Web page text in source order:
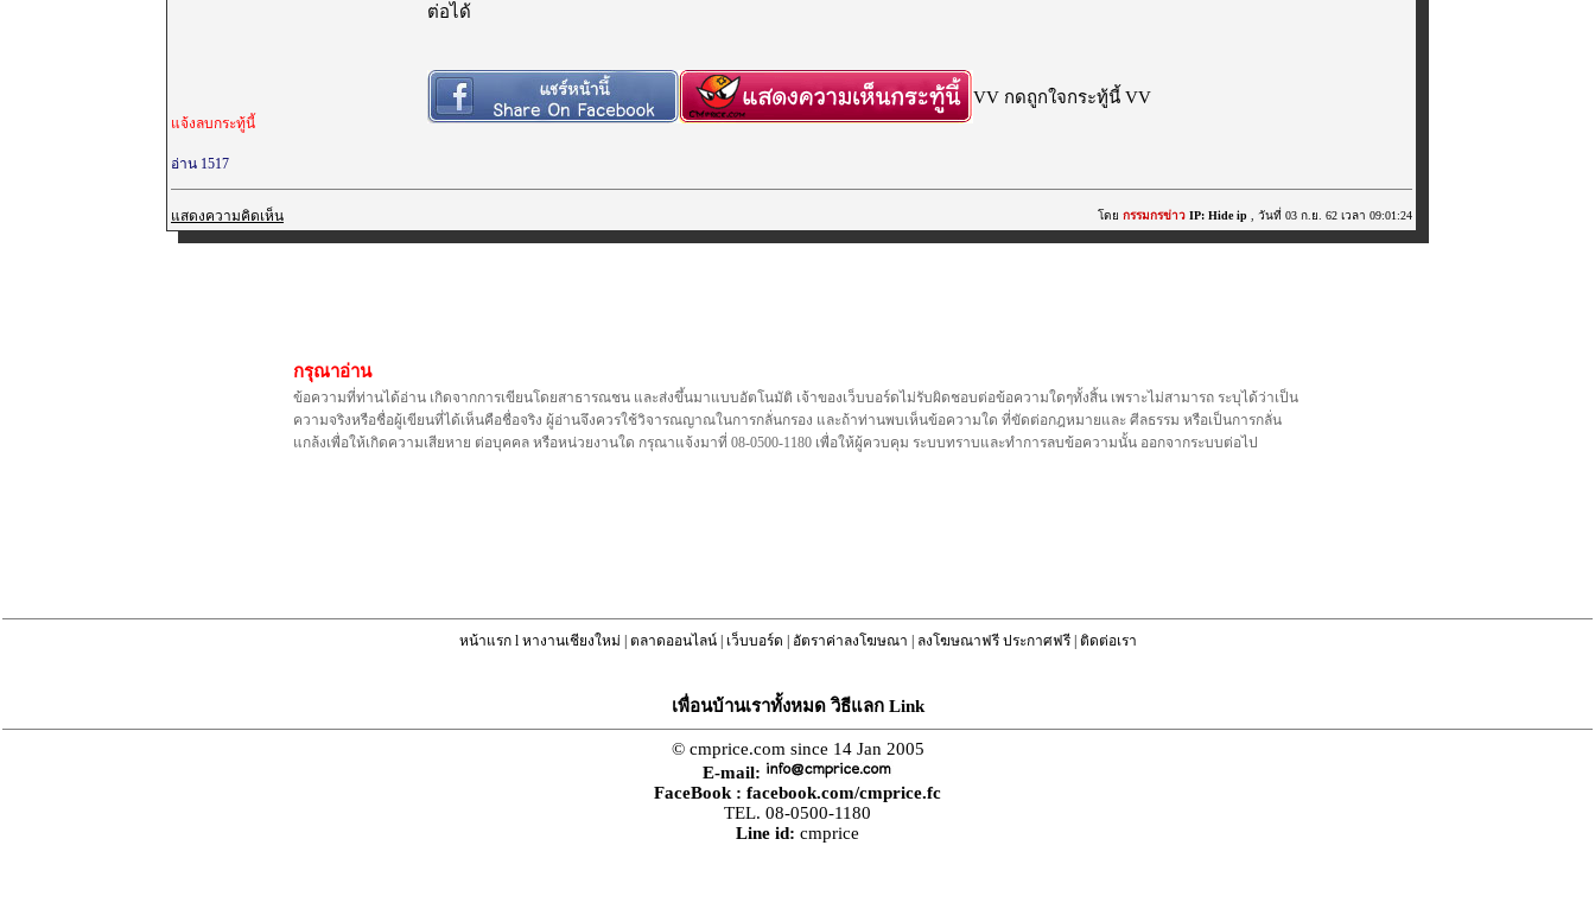
ต่อได้
VV กดถูกใจกระทู้นี้ VV
แจ้งลบกระทู้นี้
อ่าน 1517
แสดงความคิดเห็น โดย กรรมกรข่าว IP: Hide ip , วันที่ 03 ก.ย. 62 เวลา 09:01:24
กรุณาอ่าน
ข้อความที่ท่านได้อ่าน เกิดจากการเขียนโดยสาธารณชน และส่งขึ้นมาแบบอัตโนมัติ เจ้าของเว็บบอร์ดไม่รับผิดชอบต่อข้อความใดๆทั้งสิ้น เพราะไม่สามารถ ระบุได้ว่าเป็น
ความจริงหรือชื่อผู้เขียนที่ได้เห็นคือชื่อจริง ผู้อ่านจึงควรใช้วิจารณญาณในการกลั่นกรอง และถ้าท่านพบเห็นข้อความใด ที่ขัดต่อกฎหมายและ ศีลธรรม หรือเป็นการกลั่น
แกล้งเพื่อให้เกิดความเสียหาย ต่อบุคคล หรือหน่วยงานใด กรุณาแจ้งมาที่ 08-0500-1180 เพื่อให้ผู้ควบคุม ระบบทราบและทำการลบข้อความนั้น ออกจากระบบต่อไป
หน้าแรกl หางานเชียงใหม่ | ตลาดออนไลน์| เว็บบอร์ด | อัตราค่าลงโฆษณา | ลงโฆษณาฟรี ประกาศฟรี| ติดต่อเรา
เพื่อนบ้านเราทั้งหมด วิธีแลก Link
© cmprice.com since 14 Jan 2005
E-mail:
FaceBook : facebook.com/cmprice.fc
TEL. 08-0500-1180
Line id: cmprice